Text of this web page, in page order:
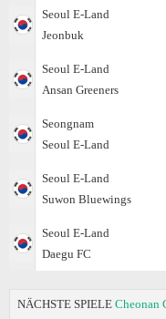
Seoul E-Land
Jeonbuk
Seoul E-Land
Ansan Greeners
Seongnam
Seoul E-Land
Seoul E-Land
Suwon Bluewings
Seoul E-Land
Daegu FC
NÄCHSTE SPIELE Cheonan